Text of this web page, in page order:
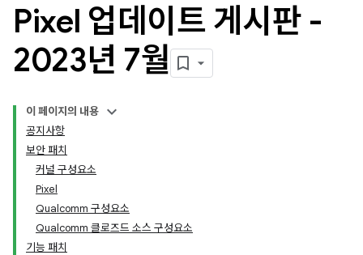
Pixel 업데이트 게시판 -
2023년 7월
이 페이지의 내용
공지사항
보안 패치
커널 구성요소
Pixel
Qualcomm 구성요소
Qualcomm 클로즈드 소스 구성요소
기능 패치